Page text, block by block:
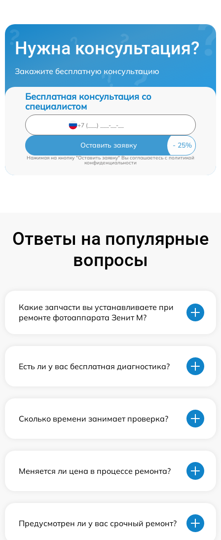
Нужна консультация?
Закажите бесплатную консультацию
Бесплатная консультация со
специалистом
Оставить заявку
Нажимая на кнопку "Оставить заявку" Вы соглашаетесь cполитикой
конфиденциальности
Ответы на популярные
вопросы
Какие запчасти вы устанавливаете при
ремонте фотоаппарата Зенит M?
Есть ли у вас бесплатная диагностика?
Сколько времени занимает проверка?
Меняется ли цена в процессе ремонта?
Предусмотрен ли у вас срочный ремонт?